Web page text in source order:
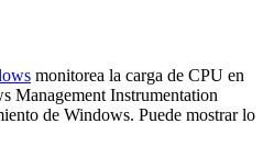
monitorea la carga de CPU en
Management Instrumentation
de Windows. Puede mostrar lo